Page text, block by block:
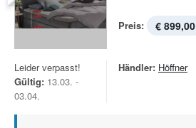
Preis: € 899,00
Leider verpasst!
Gültig: 13.03. -
03.04.
Händler: Höffner